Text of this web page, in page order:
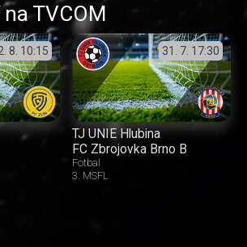
TVCOM
8. 10:15 31. 7. 17:30
TJ UNIE Hlubina
FC Zbrojovka Brno B
Fotbal
3. MSFL